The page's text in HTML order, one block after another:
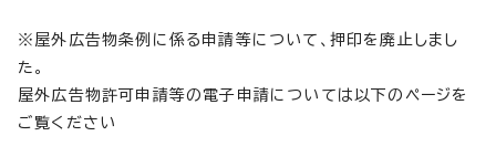
※屋外広告物条例に係る申請等について、押印を廃止しまし
た。
屋外広告物許可申請等の電子申請については以下のページを
ご覧ください